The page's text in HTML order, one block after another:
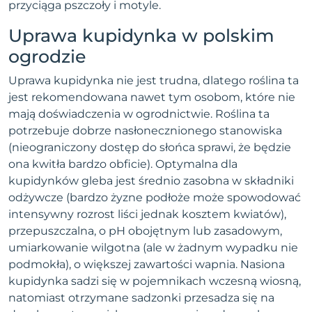
przyciąga pszczoły i motyle.
Uprawa kupidynka w polskim
ogrodzie
Uprawa kupidynka nie jest trudna, dlatego roślina ta
jest rekomendowana nawet tym osobom, które nie
mają doświadczenia w ogrodnictwie. Roślina ta
potrzebuje dobrze nasłonecznionego stanowiska
(nieograniczony dostęp do słońca sprawi, że będzie
ona kwitła bardzo obficie). Optymalna dla
kupidynków gleba jest średnio zasobna w składniki
odżywcze (bardzo żyzne podłoże może spowodować
intensywny rozrost liści jednak kosztem kwiatów),
przepuszczalna, o pH obojętnym lub zasadowym,
umiarkowanie wilgotna (ale w żadnym wypadku nie
podmokła), o większej zawartości wapnia. Nasiona
kupidynka sadzi się w pojemnikach wczesną wiosną,
natomiast otrzymane sadzonki przesadza się na